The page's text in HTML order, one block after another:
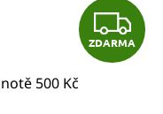
Z
D
ZDARMA
500 Kč